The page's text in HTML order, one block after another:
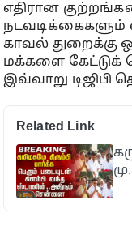
எதிரான
நடவடிக்கைகளும்
காவல் துறைக்கு
மக்களை கேட்டுக்
இவ்வாறு டிஜிபி
Related Link